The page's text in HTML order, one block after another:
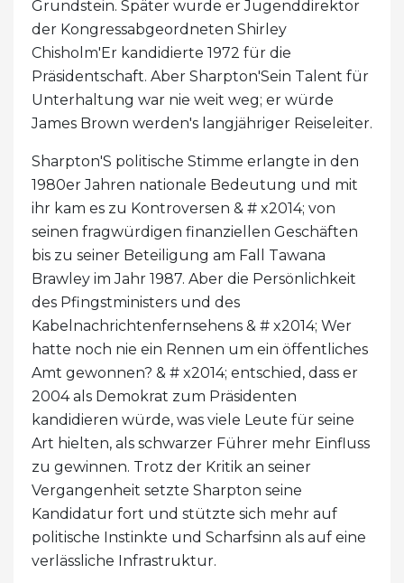
Grundstein. Später wurde er Jugenddirektor
der Kongressabgeordneten Shirley
Chisholm'Er kandidierte 1972 für die
Präsidentschaft. Aber Sharpton'Sein Talent für
Unterhaltung war nie weit weg; er würde
James Brown werden's langjähriger Reiseleiter.
Sharpton'S politische Stimme erlangte in den
1980er Jahren nationale Bedeutung und mit
ihr kam es zu Kontroversen & # x2014; von
seinen fragwürdigen finanziellen Geschäften
bis zu seiner Beteiligung am Fall Tawana
Brawley im Jahr 1987. Aber die Persönlichkeit
des Pfingstministers und des
Kabelnachrichtenfernsehens & # x2014; Wer
hatte noch nie ein Rennen um ein öffentliches
Amt gewonnen? & # x2014; entschied, dass er
2004 als Demokrat zum Präsidenten
kandidieren würde, was viele Leute für seine
Art hielten, als schwarzer Führer mehr Einfluss
zu gewinnen. Trotz der Kritik an seiner
Vergangenheit setzte Sharpton seine
Kandidatur fort und stützte sich mehr auf
politische Instinkte und Scharfsinn als auf eine
verlässliche Infrastruktur.